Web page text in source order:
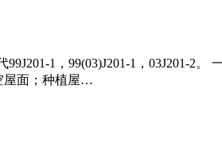
1，99(03)J201-1，03J201-2
屋面；种植屋…